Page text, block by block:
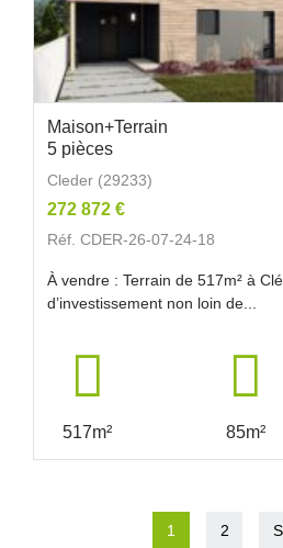
Maison+Terrain
5 pièces
Cleder (29233)
272 872 €
Réf. CDER-26-07-24-18
À vendre : Terrain de 517m² à
d’investissement non loin de...
517m² 85m²
1 2